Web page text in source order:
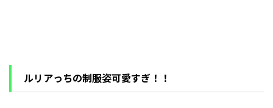
ルリアっちの制服姿可愛すぎ！！